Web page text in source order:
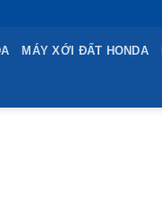
MÁY XỚI ĐẤT HONDA